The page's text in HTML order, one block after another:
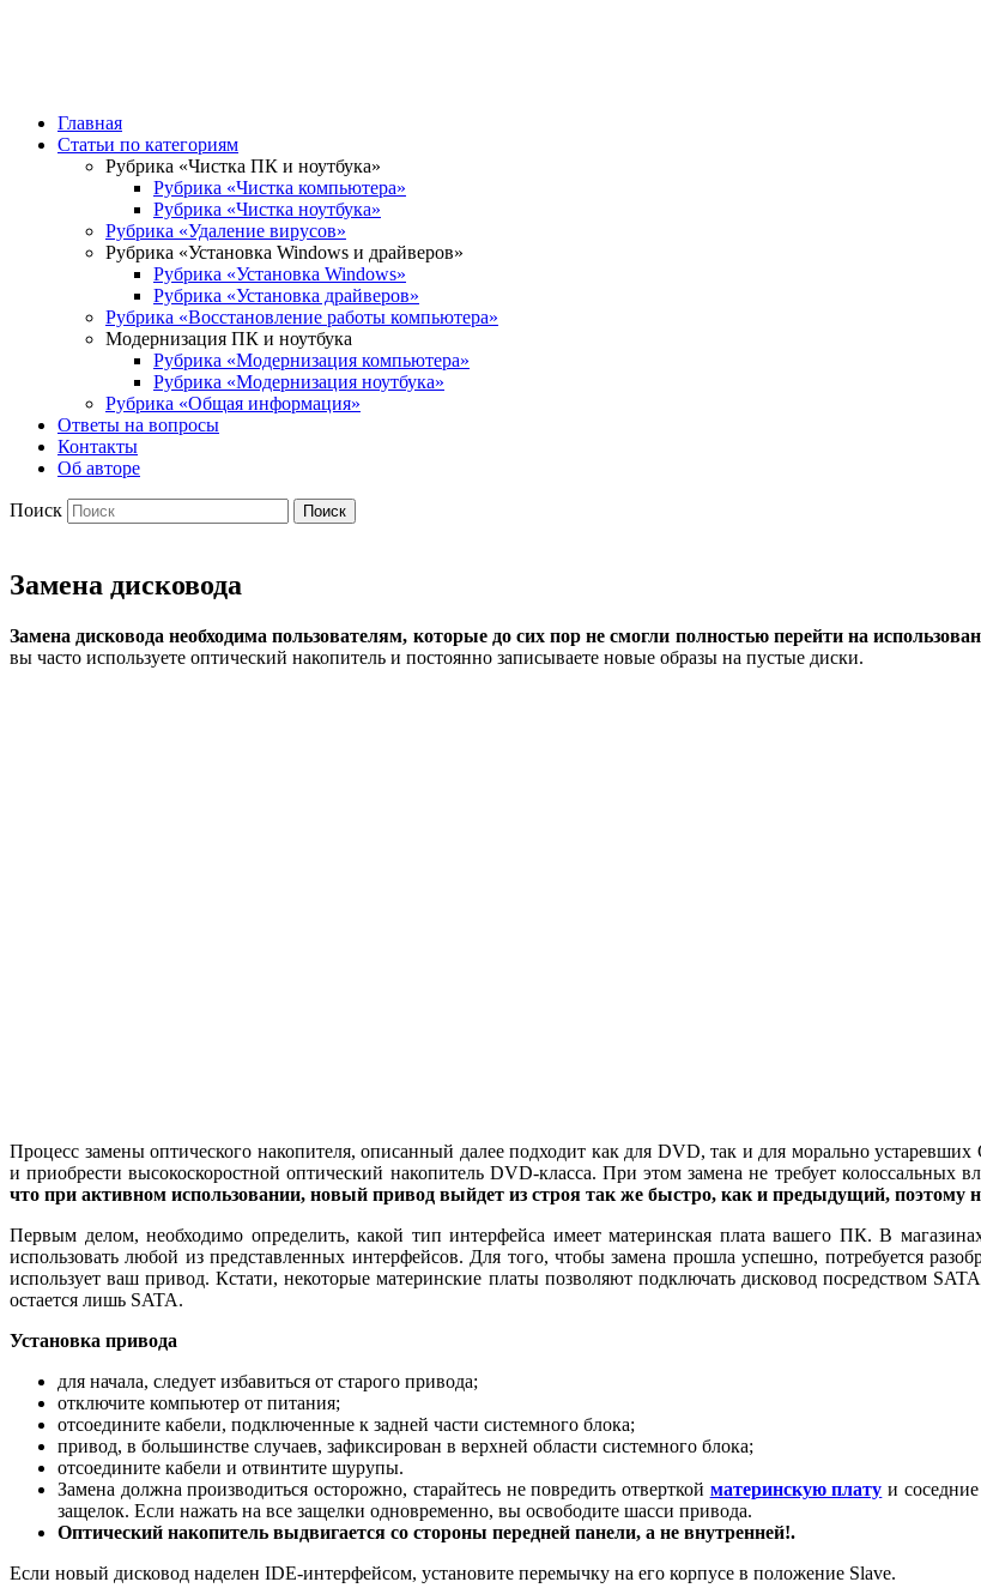
Главная
Статьи по категориям
Рубрика «Чистка ПК и ноутбука»
Рубрика «Чистка компьютера»
Рубрика «Чистка ноутбука»
Рубрика «Удаление вирусов»
Рубрика «Установка Windows и драйверов»
Рубрика «Установка Windows»
Рубрика «Установка драйверов»
Рубрика «Восстановление работы компьютера»
Модернизация ПК и ноутбука
Рубрика «Модернизация компьютера»
Рубрика «Модернизация ноутбука»
Рубрика «Общая информация»
Ответы на вопросы
Контакты
Об авторе
Поиск
Замена дисковода
Замена дисковода необходима пользователям, которые до сих пор не смогли полностью перейти на
вы часто используете оптический накопитель и постоянно записываете новые образы на пустые диски.
Процесс замены оптического накопителя, описанный далее подходит как для DVD, так и для морально
и приобрести высокоскоростной оптический накопитель DVD-класса. При этом замена не требует
что при активном использовании, новый привод выйдет из строя так же быстро, как и предыдущий, поэтому
Первым делом, необходимо определить, какой тип интерфейса имеет материнская плата вашего ПК. В
использовать любой из представленных интерфейсов. Для того, чтобы замена прошла успешно, потребуется
использует ваш привод. Кстати, некоторые материнские платы позволяют подключать дисковод посредством
остается лишь SATA.
Установка привода
для начала, следует избавиться от старого привода;
отключите компьютер от питания;
отсоедините кабели, подключенные к задней части системного блока;
привод, в большинстве случаев, зафиксирован в верхней области системного блока;
отсоедините кабели и отвинтите шурупы.
Замена должна производиться осторожно, старайтесь не повредить отверткой материнскую плату и
защелок. Если нажать на все защелки одновременно, вы освободите шасси привода.
Оптический накопитель выдвигается со стороны передней панели, а не внутренней!.
Если новый дисковод наделен IDE-интерфейсом, установите перемычку на его корпусе в положение Slave.